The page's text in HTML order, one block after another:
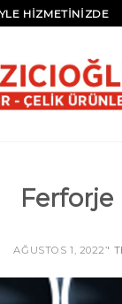
HİZMETİNİZDE
Ferforje
AĞUSTOS 1, 2022’'